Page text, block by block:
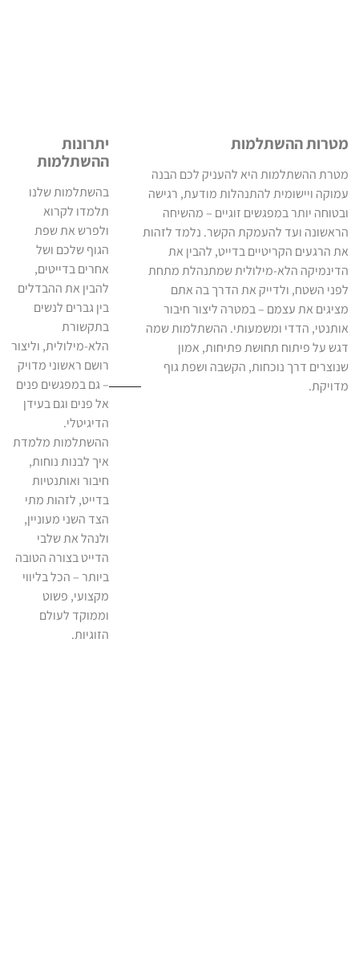
מטרות ההשתלמות
מטרת ההשתלמות היא להעניק לכם הבנה
עמוקה ויישומית להתנהלות מודעת, רגישה
ובטוחה יותר במפגשים זוגיים – מהשיחה
הראשונה ועד להעמקת הקשר. נלמד לזהות
את הרגעים הקריטיים בדייט, להבין את
הדינמיקה הלא-מילולית שמתנהלת מתחת
לפני השטח, ולדייק את הדרך בה אתם
מציגים את עצמם – במטרה ליצור חיבור
אותנטי, הדדי ומשמעותי. ההשתלמות שמה
דגש על פיתוח תחושת פתיחות, אמון
שנוצרים דרך נוכחות, הקשבה ושפת גוף
מדויקת.
יתרונות
ההשתלמות
בהשתלמות שלנו
תלמדו לקרוא
ולפרש את שפת
הגוף שלכם ושל
אחרים בדייטים,
להבין את ההבדלים
בין גברים לנשים
בתקשורת
הלא-מילולית, וליצור
רושם ראשוני מדויק
– גם במפגשים פנים
אל פנים וגם בעידן
הדיגיטלי.
ההשתלמות מלמדת
איך לבנות נוחות,
חיבור ואותנטיות
בדייט, לזהות מתי
הצד השני מעוניין,
ולנהל את שלבי
הדייט בצורה הטובה
ביותר – הכל בליווי
מקצועי, פשוט
וממוקד לעולם
הזוגיות.